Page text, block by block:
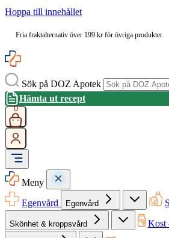
Hoppa till innehållet
Fria fraktalternativ över 199 kr för övriga produkter
Sök på DOZ Apotek
Hämta ut recept
0
Meny
Egenvård
Egenvård
Skönhet & kroppsvård Kost